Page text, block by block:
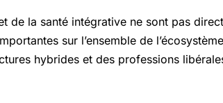
de la santé intégrative ne sont pas
sur l’ensemble de
hybrides et des professions